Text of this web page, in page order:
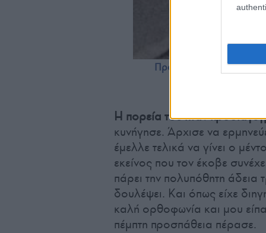
Προσκοπάκι στην
Η πορεία του ήταν
κυνήγησε. Άρχισε να
έμελλε τελικά να γίνει ο
εκείνος που τον έκοβε
πάρει την πολυπόθητη άδεια
δουλέψει. Και όπως είχε
καλή ορθοφωνία και μου
πέμπτη προσπάθεια πέρασε.